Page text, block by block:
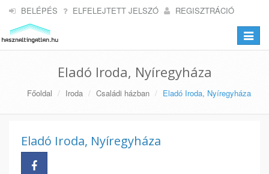
BELÉPÉS ELFELEJTETT JELSZÓ REGISZTRÁCIÓ
Toggle
Eladó Iroda, Nyíregyháza
Főoldal Iroda Családi házban Eladó Iroda, Nyíregyháza
Eladó Iroda, Nyíregyháza